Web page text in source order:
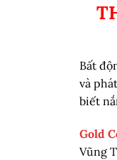
Bất
và
biết
Gold
Vũng